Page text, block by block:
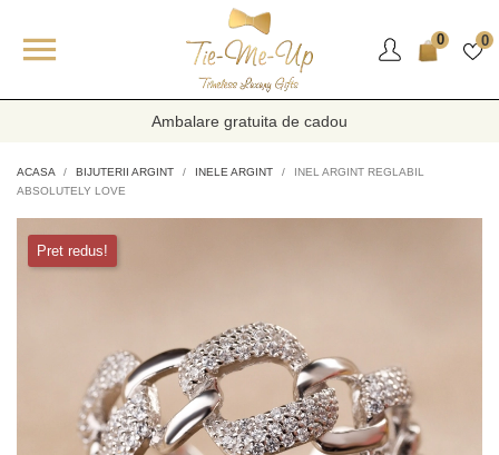
 0 0
Ambalare gratuita de cadou
ACASA BIJUTERII ARGINT INELE ARGINT
INEL ARGINT REGLABIL
ABSOLUTELY LOVE
Pret redus!